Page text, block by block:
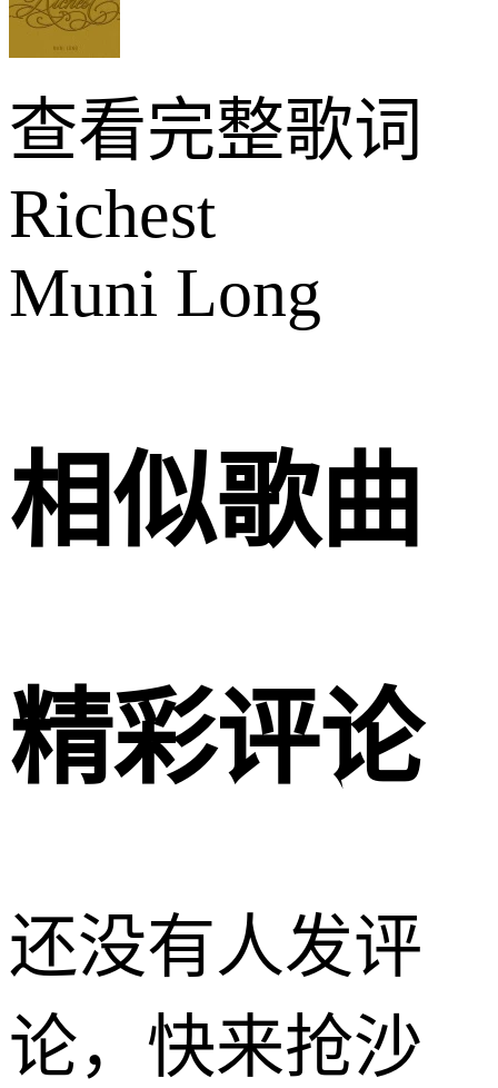
查看完整歌词
Richest
Muni Long
相似歌曲
精彩评论
还没有人发评
论，快来抢沙